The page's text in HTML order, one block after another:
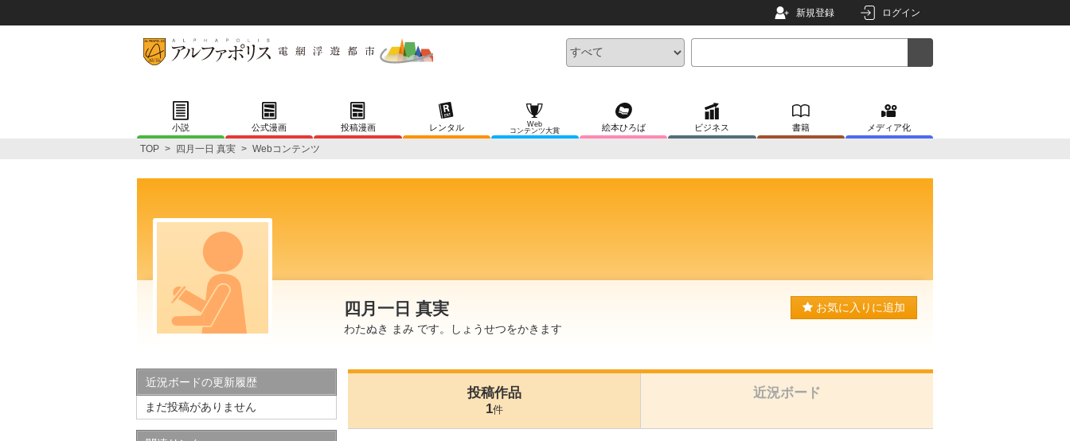
新規登録 ログイン
小説 公式漫画 投稿漫画 レンタル
Web
コンテンツ大賞
絵本ひろば ビジネス 書籍 メディア化
TOP > 四月一日 真実 > Webコンテンツ
四月一日 真実
わたぬき まみ です。しょうせつをかきます
お気に入りに追加
投稿作品
1件
近況ボード
近況ボードの更新履歴
まだ投稿がありません